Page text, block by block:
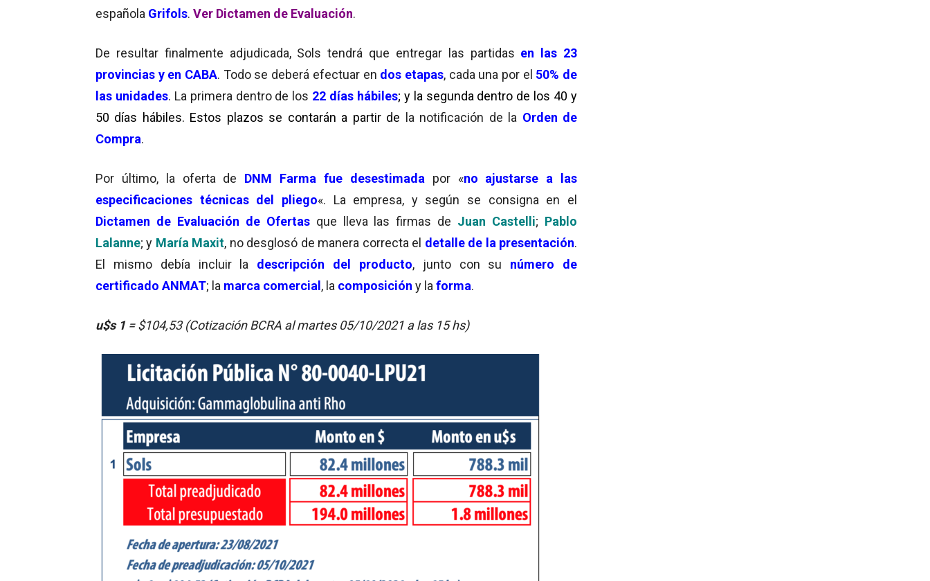
española Grifols. Ver Dictamen de Evaluación.
De resultar finalmente adjudicada, Sols tendrá que entregar las partidas en las 23
provincias y en CABA. Todo se deberá efectuar en dos etapas, cada una por el 50% de
las unidades. La primera dentro de los 22 días hábiles; y la segunda dentro de los 40 y
50 días hábiles. Estos plazos se contarán a partir de la notificación de la Orden de
Compra.
Por último, la oferta de DNM Farma fue desestimada por «no ajustarse a las
especificaciones técnicas del pliego«. La empresa, y según se consigna en el
Dictamen de Evaluación de Ofertasque lleva las firmas de Juan Castelli; Pablo
Lalanne; y María Maxit, no desglosó de manera correcta el detalle de la presentación.
El mismo debía incluir la descripción del producto, junto con su número de
certificado ANMAT; la marca comercial, la composición y la forma.
u$s 1= $104,53 (Cotización BCRA al martes 05/10/2021 a las 15 hs)